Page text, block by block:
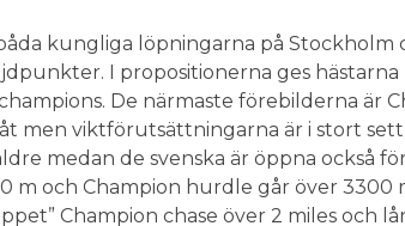
kungliga löpningarna på
I propositionerna ges
De närmaste förebilderna är
men viktförutsättningarna är i stort
medan de svenska är öppna också
m och Champion hurdle går över 3300
Champion chase över 2 miles och